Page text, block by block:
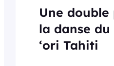
Une double
la danse
‘ori Tahiti